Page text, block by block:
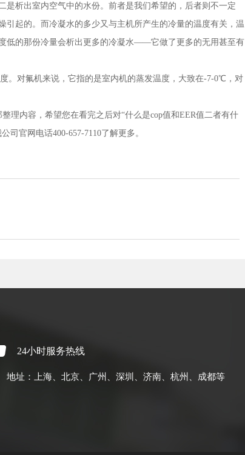
析出室内空气中的水份。前者是我们希望的，后者则不一定
起的。而冷凝水的多少又与主机所产生的冷量的温度有关，温
低的那份冷量会析出更多的冷凝水——它做了更多的无用甚至有
。对氟机来说，它指的是室内机的蒸发温度，大致在-7-0℃，对
理内容，希望您在看完之后对“什么是cop值和EER值二者有什
官网电话400-657-7110了解更多。
24小时服务热线
地址：上海、北京、广州、深圳、济南、杭州、成都等